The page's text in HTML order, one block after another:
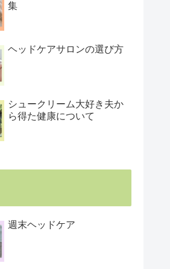
集
ヘッドケアサロンの選び方
シュークリーム大好き夫か
ら得た健康について
週末ヘッドケア